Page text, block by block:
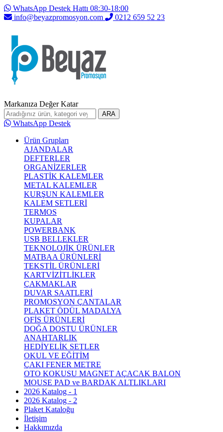
WhatsApp Destek Hattı 08:30-18:00
info@beyazpromosyon.com
0212 659 52 23
Markanıza Değer Katar
ARA
WhatsApp Destek
Ürün Grupları
AJANDALAR
DEFTERLER
ORGANİZERLER
PLASTİK KALEMLER
METAL KALEMLER
KURŞUN KALEMLER
KALEM SETLERİ
TERMOS
KUPALAR
POWERBANK
USB BELLEKLER
TEKNOLOJİK ÜRÜNLER
MATBAA ÜRÜNLERİ
TEKSTİL ÜRÜNLERİ
KARTVİZİTLİKLER
ÇAKMAKLAR
DUVAR SAATLERİ
PROMOSYON ÇANTALAR
PLAKET ÖDÜL MADALYA
OFİS ÜRÜNLERİ
DOĞA DOSTU ÜRÜNLER
ANAHTARLIK
HEDİYELİK SETLER
OKUL VE EĞİTİM
ÇAKI FENER METRE
OTO KOKUSU MAGNET AÇACAK BALON
MOUSE PAD ve BARDAK ALTLIKLARI
2026 Katalog - 1
2026 Katalog - 2
Plaket Kataloğu
İletişim
Hakkımızda